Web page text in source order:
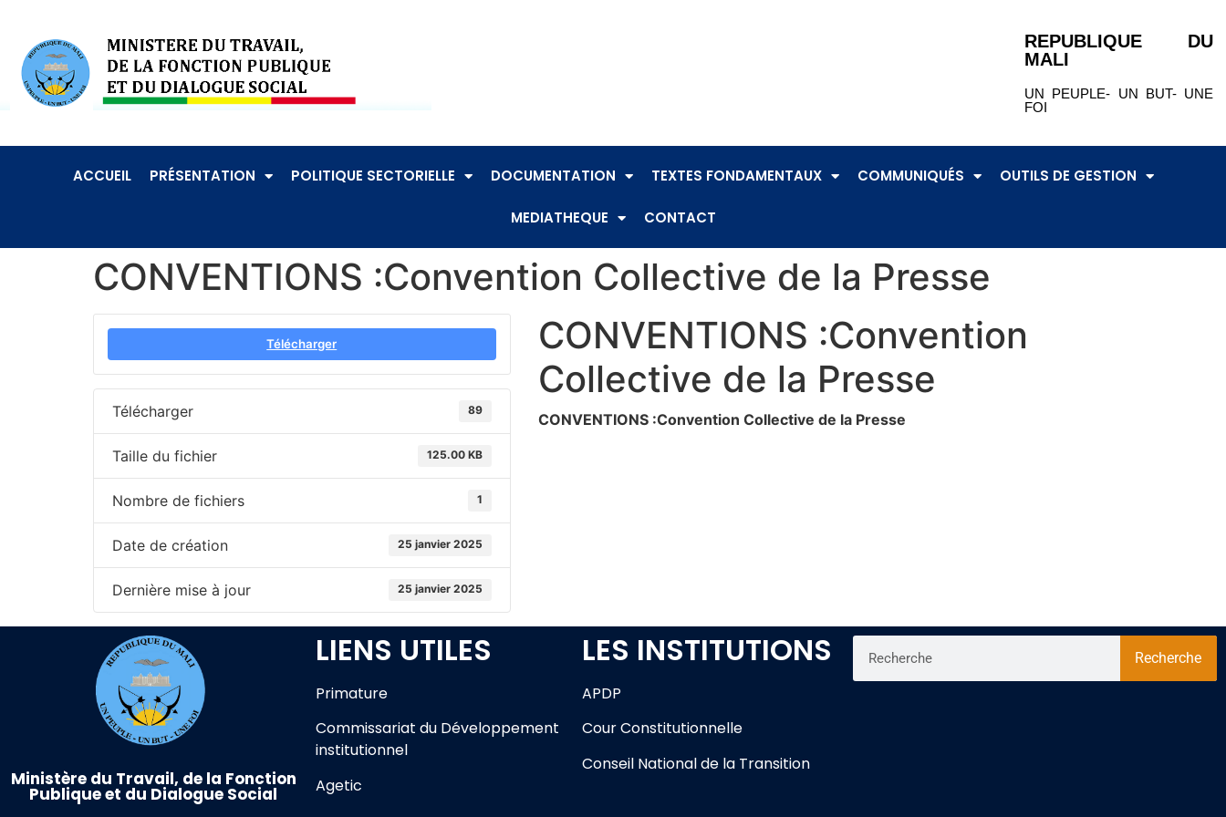
REPUBLIQUE DU
MALI
UN PEUPLE- UN BUT- UNE
FOI
ACCUEIL PRÉSENTATION POLITIQUE SECTORIELLE DOCUMENTATION TEXTES FONDAMENTAUX COMMUNIQUÉS OUTILS DE GESTION
MEDIATHEQUE CONTACT
CONVENTIONS :Convention Collective de la Presse
Télécharger
Télécharger 89
Taille du fichier 125.00 KB
Nombre de fichiers 1
Date de création 25 janvier 2025
Dernière mise à jour 25 janvier 2025
CONVENTIONS :Convention
Collective de la Presse
CONVENTIONS :Convention Collective de la Presse
Ministère du Travail, de la Fonction
Publique et du Dialogue Social
LIENS UTILES
Primature
Commissariat du Développement
institutionnel
Agetic
LES INSTITUTIONS
APDP
Cour Constitutionnelle
Conseil National de la Transition
Recherche